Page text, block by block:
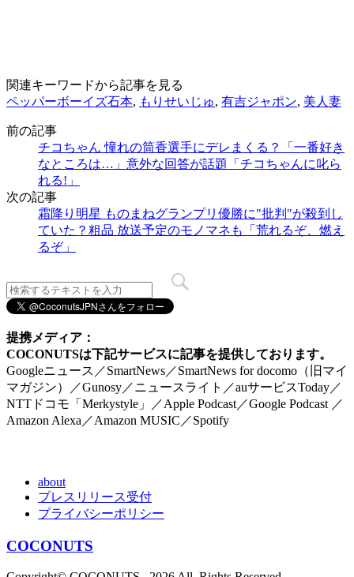
関連キーワードから記事を見る
ペッパーボーイズ石本, もりせいじゅ, 有吉ジャポン, 美人妻
前の記事
チコちゃん 憧れの筒香選手にデレまくる？「一番好き
なところは…」意外な回答が話題「チコちゃんに叱ら
れる!」
次の記事
霜降り明星 ものまねグランプリ優勝に"批判"が殺到し
ていた？粗品 放送予定のモノマネも「荒れるぞ、燃え
るぞ」
提携メディア：
COCONUTSは下記サービスに記事を提供しております。
Googleニュース／SmartNews／SmartNews for docomo（旧マイ
マガジン）／Gunosy／ニュースライト／auサービスToday／
NTTドコモ「Merkystyle」／Apple Podcast／Google Podcast ／
Amazon Alexa／Amazon MUSIC／Spotify
about
プレスリリース受付
プライバシーポリシー
COCONUTS